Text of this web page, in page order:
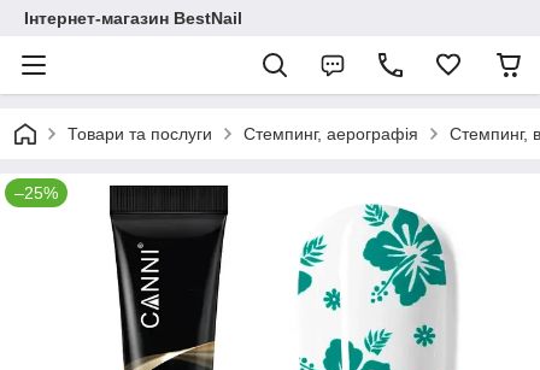
Інтернет-магазин BestNail
Товари та послуги Стемпинг, аерографія Стемпинг,
–25%